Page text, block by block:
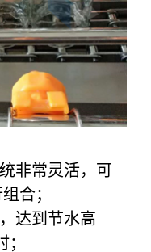
非常灵活，可
合；
达到节水高